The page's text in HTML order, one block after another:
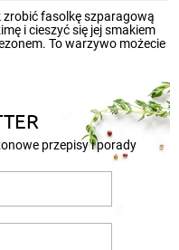
zachować świeżość
zrobić fasolkę szparagową
i cieszyć się jej smakiem
To warzywo możecie
przepisy i porady